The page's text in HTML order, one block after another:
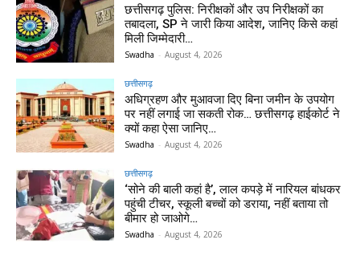
छत्तीसगढ़ पुलिस: निरीक्षकों और उप निरीक्षकों का
तबादला, SP ने जारी किया आदेश, जानिए किसे कहां
मिली जिम्मेदारी…
Swadha - August 4, 2026
छत्तीसगढ़
अधिग्रहण और मुआवजा दिए बिना जमीन के उपयोग
पर नहीं लगाई जा सकती रोक… छत्तीसगढ़ हाईकोर्ट ने
क्यों कहा ऐसा जानिए…
Swadha - August 4, 2026
छत्तीसगढ़
‘सोने की बाली कहां है’, लाल कपड़े में नारियल बांधकर
पहुंची टीचर, स्कूली बच्चों को डराया, नहीं बताया तो
बीमार हो जाओगे…
Swadha - August 4, 2026